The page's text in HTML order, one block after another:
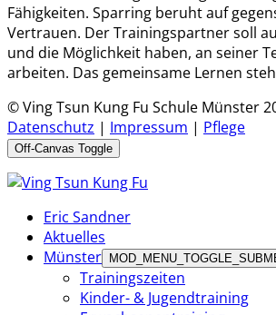
Fähigkeiten. Sparring beruht auf
Vertrauen. Der Trainingspartner soll
und die Möglichkeit haben, an seiner
arbeiten. Das gemeinsame Lernen
© Ving Tsun Kung Fu Schule Münster
Datenschutz | Impressum | Pflege
Off-Canvas Toggle
Eric Sandner
Aktuelles
Münster
Trainingszeiten
Kinder- & Jugendtraining